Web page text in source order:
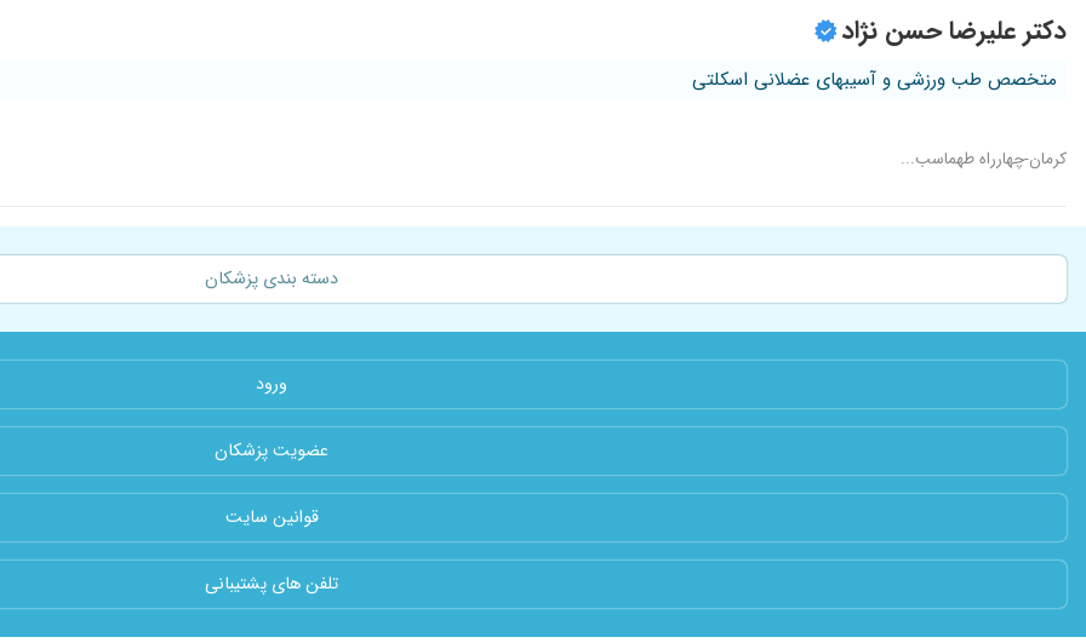
دکتر علیرضا حسن نژاد
متخصص طب ورزشی و آسیبهای عضلانی اسکلتی
کرمان-چهارراه طهماسب...
دسته بندی پزشکان
ورود
عضویت پزشکان
قوانین سایت
تلفن های پشتیبانی